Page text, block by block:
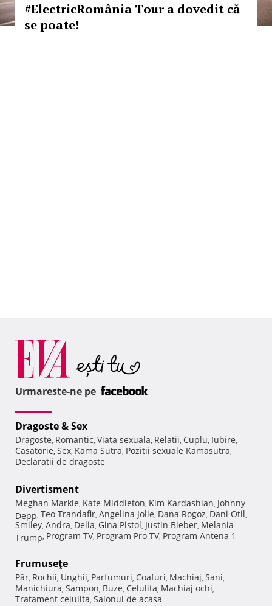
#ElectricRomânia Tour a dovedit că
se poate!
Urmareste-ne pe
Dragoste & Sex
Dragoste, Romantic, Viata sexuala, Relatii, Cuplu, Iubire,
Casatorie, Sex, Kama Sutra, Pozitii sexuale Kamasutra,
Declaratii de dragoste
Divertisment
Meghan Markle, Kate Middleton, Kim Kardashian, Johnny
Depp, Teo Trandafir, Angelina Jolie, Dana Rogoz, Dani Otil,
Smiley, Andra, Delia, Gina Pistol, Justin Bieber, Melania
Trump, Program TV, Program Pro TV, Program Antena 1
Frumuseţe
Păr, Rochii, Unghii, Parfumuri, Coafuri, Machiaj, Sani,
Manichiura, Sampon, Buze, Celulita, Machiaj ochi,
Tratament celulita, Salonul de acasa